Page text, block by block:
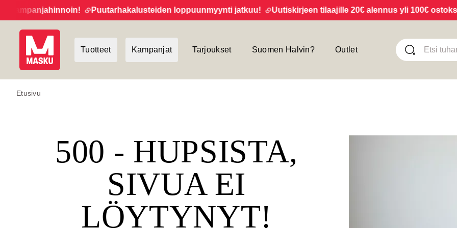
Puutarhakalusteiden loppuunmyynti jatkuu! Uutiskirjeen tilaajille 20€ alennus yli 100€
Tuotteet Kampanjat Tarjoukset Suomen Halvin? Outlet
Etusivu
500 - HUPSISTA,
SIVUA EI
LÖYTYNYT!